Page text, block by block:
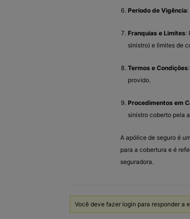
Período de Vigência
Franquias e Limites:
sinistro) e limites de
Termos e Condições
provido.
Procedimentos em
sinistro coberto pela
A apólice de seguro é
para a cobertura e é
seguradora.
Você deve fazer login para responder a